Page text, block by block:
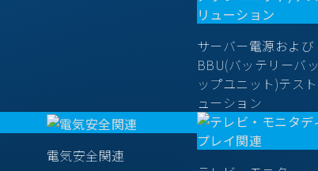
サーバー電源および
BBU(バッテリーバ
ップユニット)テス
ューション
電気安全関連